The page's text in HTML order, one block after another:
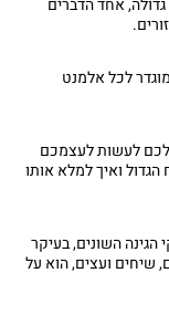
לכל אלמנט
לכם לעשות לעצמכם
ואיך למלא אותו
הגינה השונים, בעיקר
שיחים ועצים, הוא על